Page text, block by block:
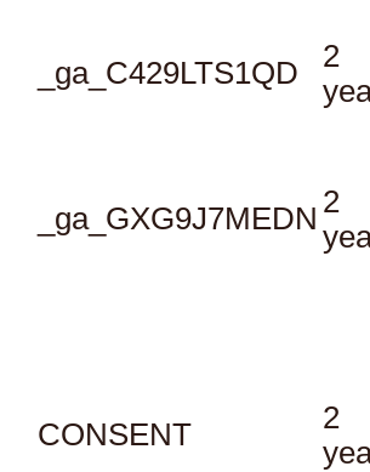
_ga_C429LTS1QD
2
_ga_GXG9J7MEDN 2
CONSENT
2